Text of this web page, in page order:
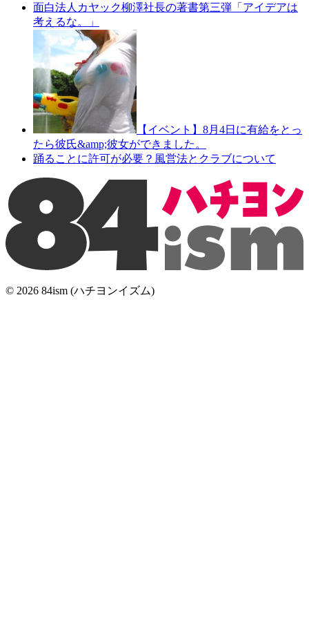
面白法人カヤック柳澤社長の著書第三弾「アイデアは
考えるな。」
【イベント】8月4日に有給をとっ
たら彼氏&amp;彼女ができました。
踊ることに許可が必要？風営法とクラブについて
© 2026 84ism (ハチヨンイズム)